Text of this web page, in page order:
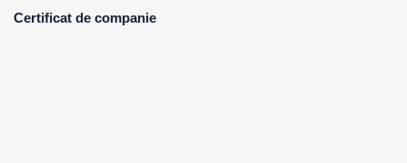
Certificat de companie